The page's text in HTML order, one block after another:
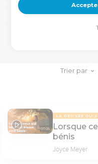
équipe, un groupe ou
Trier par
07:06
LA PENSÉE DU
Lorsque
bénis
Joyce Meyer